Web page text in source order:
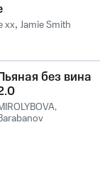
xx, Jamie Smith
без вина
,